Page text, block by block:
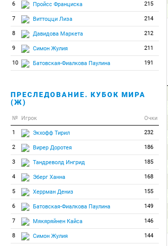
6 Пройсс Франциска 215
7 Виттоцци Лиза 214
8 Давидова Маркета 212
9 Симон Жулия 211
10 Батовская-Фиалкова Паулина 191
ПРЕСЛЕДОВАНИЕ. КУБОК МИРА
(Ж)
№ Игрок Очки
1 Экхофф Тирил 232
2 Вирер Доротея 186
3 Тандреволд Ингрид 185
4 Эберг Ханна 168
5 Херрман Дениз 155
6 Батовская-Фиалкова Паулина 149
7 Мякяряйнен Кайса 146
8 Симон Жулия 144